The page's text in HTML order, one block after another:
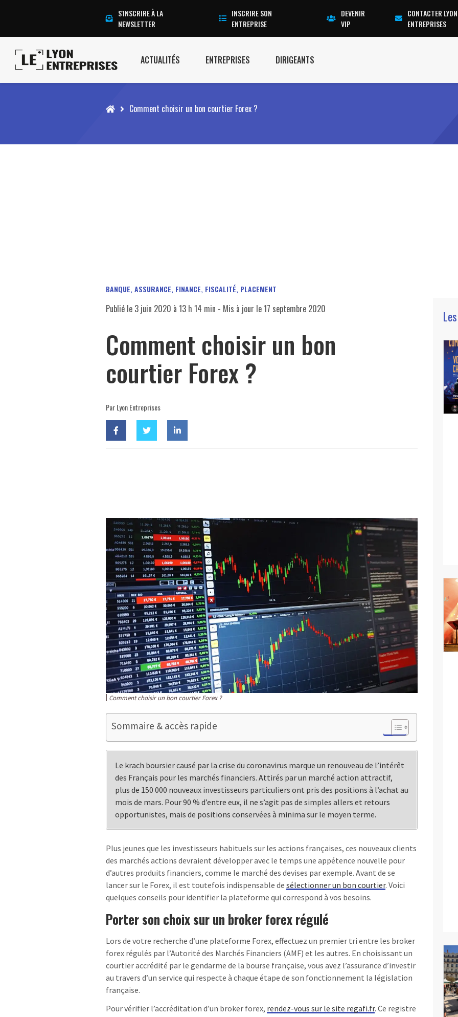
S'INSCRIRE À LA
NEWSLETTER
INSCRIRE SON
ENTREPRISE
DEVENIR
VIP
CONTACTER LYON
ENTREPRISES
ACTUALITÉS ENTREPRISES DIRIGEANTS
Accueil Comment choisir un bon courtier Forex ?
BANQUE, ASSURANCE, FINANCE, FISCALITÉ, PLACEMENT
Publié le 3 juin 2020 à 13 h 14 min - Mis à jour le17 septembre 2020
Comment choisir un bon
courtier Forex ?
Par Lyon Entreprises
Comment choisir un bon courtier Forex ?
Sommaire & accès rapide
Le krach boursier causé par la crise du coronavirus marque un renouveau de l’intérêt
des Français pour les marchés financiers. Attirés par un marché action attractif,
plus de 150 000 nouveaux investisseurs particuliers ont pris des positions à l’achat au
mois de mars. Pour 90 % d’entre eux, il ne s’agit pas de simples allers et retours
opportunistes, mais de positions conservées à minima sur le moyen terme.
Plus jeunes que les investisseurs habituels sur les actions françaises, ces nouveaux clients
des marchés actions devraient développer avec le temps une appétence nouvelle pour
d’autres produits financiers, comme le marché des devises par exemple. Avant de se
lancer sur le Forex, il est toutefois indispensable de sélectionner un bon courtier. Voici
quelques conseils pour identifier la plateforme qui correspond à vos besoins.
Porter son choix sur un broker forex régulé
Lors de votre recherche d’une plateforme Forex, effectuez un premier tri entre les broker
forex régulés par l’Autorité des Marchés Financiers (AMF) et les autres. En choisissant un
courtier accrédité par le gendarme de la bourse française, vous avez l’assurance d’investir
au travers d’un service qui respecte à chaque étape de son fonctionnement la législation
française.
Pour vérifier l’accréditation d’un broker forex, rendez-vous sur le site regafi.fr. Ce registre